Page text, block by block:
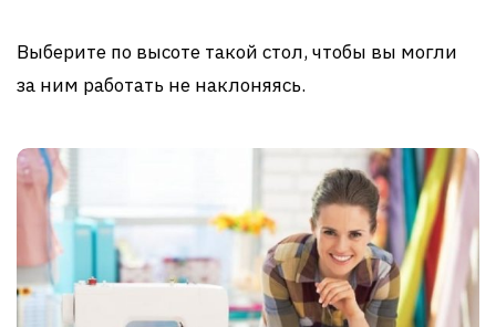
Выберите по высоте такой стол, чтобы вы могли
за ним работать не наклоняясь.